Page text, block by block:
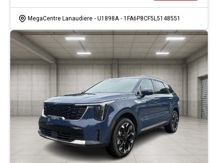
MegaCentre Lanaudiere - U1898A - 1FA6P8CF5L5148551